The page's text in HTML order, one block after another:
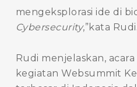
mengeksplorasi ide di
Cybersecurity,”kata Rudi.
Rudi menjelaskan,
kegiatan Websummit